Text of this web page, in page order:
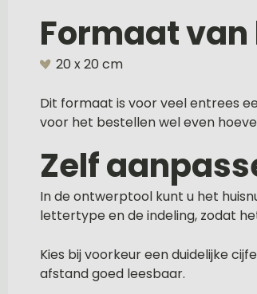
Formaat
20 x 20 cm
Dit formaat is voor veel entrees
voor het bestellen wel even
Zelf
In de ontwerptool kunt u het
lettertype en de indeling, zodat
Kies bij voorkeur een duidelijke
afstand goed leesbaar.